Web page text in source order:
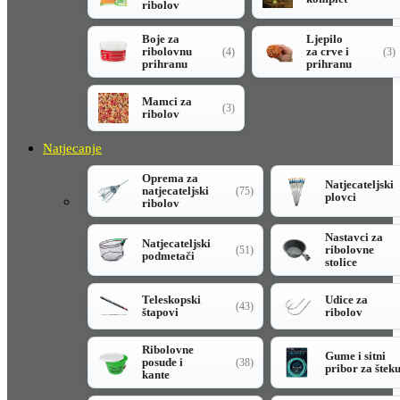
ribolov
Boje za
ribolovnu
prihranu
(4)
Ljepilo
za crve i
prihranu
(3)
Mamci za
ribolov
(3)
Natjecanje
Oprema za
natjecateljski
ribolov
(75)
Natjecateljski
plovci
Natjecateljski
podmetači
(51)
Nastavci za
ribolovne
stolice
Teleskopski
štapovi
(43)
Udice za
ribolov
Ribolovne
posude i
kante
(38)
Gume i sitni
pribor za šteku